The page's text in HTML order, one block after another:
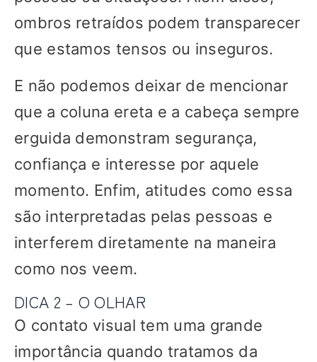
ombros retraídos podem transparecer
que estamos tensos ou inseguros.
E não podemos deixar de mencionar
que a coluna ereta e a cabeça sempre
erguida demonstram segurança,
confiança e interesse por aquele
momento. Enfim, atitudes como essa
são interpretadas pelas pessoas e
interferem diretamente na maneira
como nos veem.
DICA 2 – O OLHAR
O contato visual tem uma grande
importância quando tratamos da